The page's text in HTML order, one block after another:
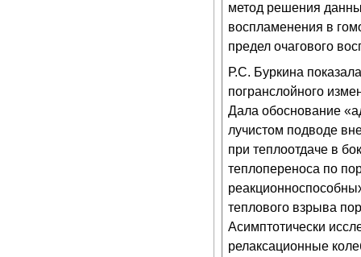
метод решения
воспламенения в
предел очагового
Р.С. Буркина
погранслойного
Дала обоснование
лучистом подводе
при теплоотдаче в
теплопереноса по
теплового взрыва
Асимптотически
релаксационные